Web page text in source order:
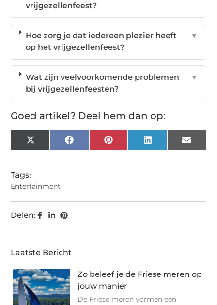
vrijgezellenfeest?
Hoe zorg je dat iedereen plezier heeft
op het vrijgezellenfeest?
▼
Wat zijn veelvoorkomende problemen
bij vrijgezellenfeesten?
▼
Goed artikel? Deel hem dan op:
X
(Twitter)
FacebookPinterest LinkedIn Email
Tags:
Entertainment
Delen:
Laatste Bericht
Zo beleef je de Friese meren op
jouw manier
De Friese meren vormen een